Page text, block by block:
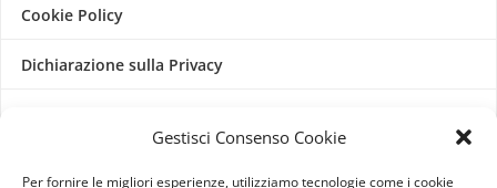
Gestisci Consenso Cookie
Per fornire le migliori esperienze, utilizziamo tecnologie come i cookie
Cookie Policy
Dichiarazione sulla Privacy